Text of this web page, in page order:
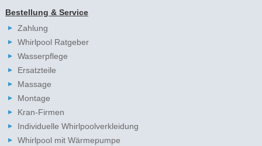
Bestellung & Service
Zahlung
Whirlpool Ratgeber
Wasserpflege
Ersatzteile
Massage
Montage
Kran-Firmen
Individuelle Whirlpoolverkleidung
Whirlpool mit Wärmepumpe